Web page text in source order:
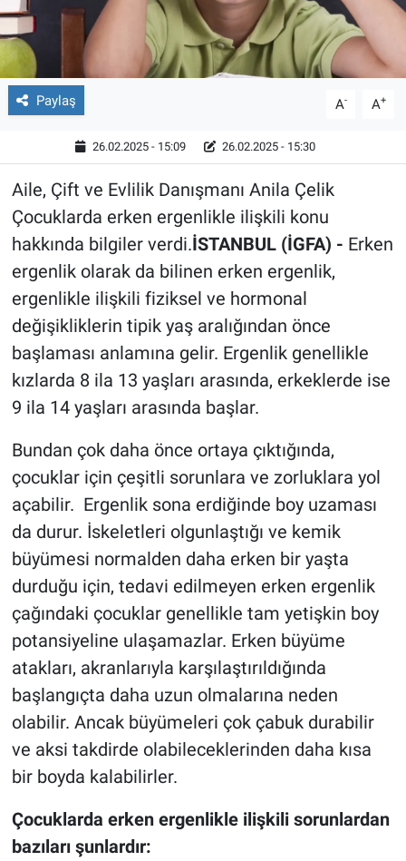
Paylaş A- A+
26.02.2025 - 15:09 26.02.2025 - 15:30
Aile, Çift ve Evlilik Danışmanı Anila Çelik
Çocuklarda erken ergenlikle ilişkili konu
hakkında bilgiler verdi.İSTANBUL (İGFA) - Erken
ergenlik olarak da bilinen erken ergenlik,
ergenlikle ilişkili fiziksel ve hormonal
değişikliklerin tipik yaş aralığından önce
başlaması anlamına gelir. Ergenlik genellikle
kızlarda 8 ila 13 yaşları arasında, erkeklerde ise
9 ila 14 yaşları arasında başlar.
Bundan çok daha önce ortaya çıktığında,
çocuklar için çeşitli sorunlara ve zorluklara yol
açabilir. Ergenlik sona erdiğinde boy uzaması
da durur. İskeletleri olgunlaştığı ve kemik
büyümesi normalden daha erken bir yaşta
durduğu için, tedavi edilmeyen erken ergenlik
çağındaki çocuklar genellikle tam yetişkin boy
potansiyeline ulaşamazlar. Erken büyüme
atakları, akranlarıyla karşılaştırıldığında
başlangıçta daha uzun olmalarına neden
olabilir. Ancak büyümeleri çok çabuk durabilir
ve aksi takdirde olabileceklerinden daha kısa
bir boyda kalabilirler.
Çocuklarda erken ergenlikle ilişkili sorunlardan
bazıları şunlardır:
Video Galeri